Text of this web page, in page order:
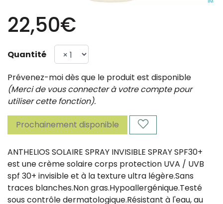
22,50€
Quantité
Prévenez-moi dès que le produit est disponible
(Merci de vous connecter à votre compte pour
utiliser cette fonction).
Prochainement disponible
ANTHELIOS SOLAIRE SPRAY INVISIBLE SPRAY SPF30+
est une crème solaire corps protection UVA / UVB
spf 30+ invisible et à la texture ultra légère.Sans
traces blanches.Non gras.Hypoallergénique.Testé
sous contrôle dermatologique.Résistant à l'eau, au